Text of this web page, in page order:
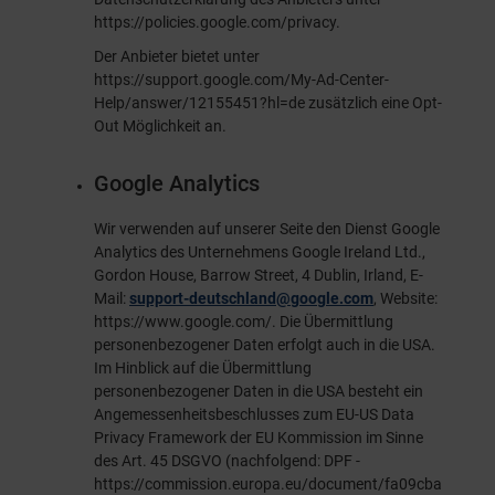
https://policies.google.com/privacy.
Der Anbieter bietet unter
https://support.google.com/My-Ad-Center-
Help/answer/12155451?hl=de zusätzlich eine Opt-
Out Möglichkeit an.
Google Analytics
Wir verwenden auf unserer Seite den Dienst Google
Analytics des Unternehmens Google Ireland Ltd.,
Gordon House, Barrow Street, 4 Dublin, Irland, E-
Mail: support-deutschland@google.com, Website:
https://www.google.com/. Die Übermittlung
personenbezogener Daten erfolgt auch in die USA.
Im Hinblick auf die Übermittlung
personenbezogener Daten in die USA besteht ein
Angemessenheitsbeschlusses zum EU-US Data
Privacy Framework der EU Kommission im Sinne
des Art. 45 DSGVO (nachfolgend: DPF -
https://commission.europa.eu/document/fa09cba